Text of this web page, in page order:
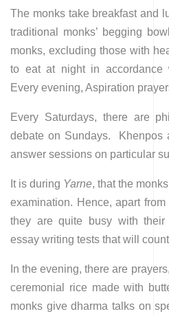
The monks take breakfast and
traditional monks’ begging
monks, excluding those with
to eat at night in accordance
Every evening, Aspiration
Every Saturdays, there are
debate on Sundays. Khenpos
answer sessions on particular
It is during Yarne, that the
examination. Hence, apart from
they are quite busy with their
essay writing tests that will
In the evening, there are
ceremonial rice made with
monks give dharma talks on